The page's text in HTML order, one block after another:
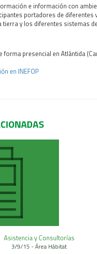
e información con
portadores de diferentes
tierra y los diferentes sistemas
forma presencial en Atlántida
en INEFOP
Asistencia y Consultorías
3/9/15 - Área Hábitat